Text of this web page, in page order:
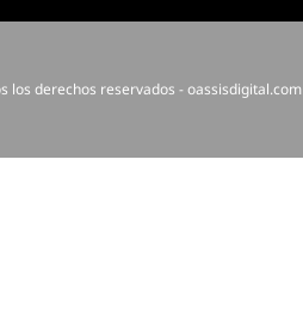
los derechos reservados - oassisdigital.com